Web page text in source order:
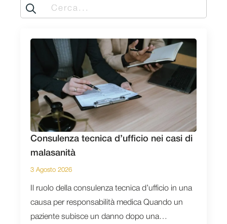
Search
for:
Consulenza tecnica d’ufficio nei casi di
malasanità
3 Agosto 2026
Il ruolo della consulenza tecnica d’ufficio in una
causa per responsabilità medica Quando un
paziente subisce un danno dopo una…